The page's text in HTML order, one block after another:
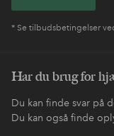
* Se tilbudsbetingelser
Har du brug for
Du kan finde svar på
Du kan også finde